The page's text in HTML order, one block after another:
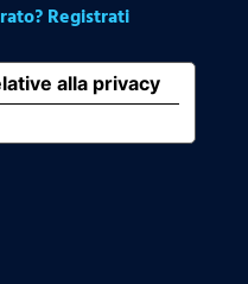
Registrati
alla privacy